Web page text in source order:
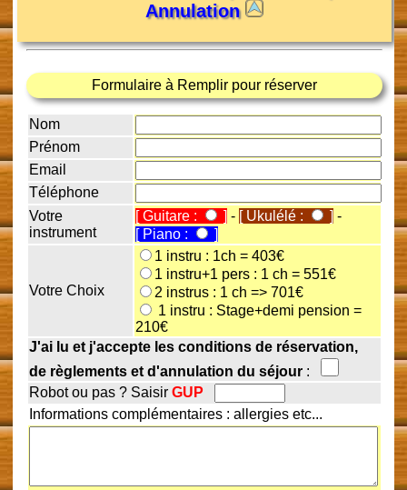
Annulation
Formulaire à Remplir pour réserver
Nom
Prénom
Email
Téléphone
Votre
instrument
[ Guitare : ] - [ Ukulélé : ] -
[ Piano :
]
Votre Choix
1 instru : 1ch = 403€
1 instru+1 pers : 1 ch = 551€
2 instrus : 1 ch => 701€
1 instru : Stage+demi pension =
210€
J'ai lu et j'accepte les conditions de réservation,
de règlements et d'annulation du séjour:
Robot ou pas ? Saisir GUP
Informations complémentaires : allergies etc...